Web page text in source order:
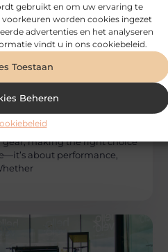
gebruikt en om uw ervaring te
worden cookies ingezet
advertenties en het analyseren
vindt u in ons cookiebeleid.
Toestaan
BeherenHOBBY EN VRIJE TIJD
Tactical Gear for
gear, making the right choice
about performance,